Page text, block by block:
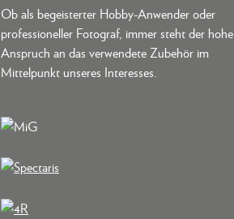
Ob als begeisterter Hobby-Anwender oder
professioneller Fotograf, immer steht der hohe
Anspruch an das verwendete Zubehör im
Mittelpunkt unseres Interesses.